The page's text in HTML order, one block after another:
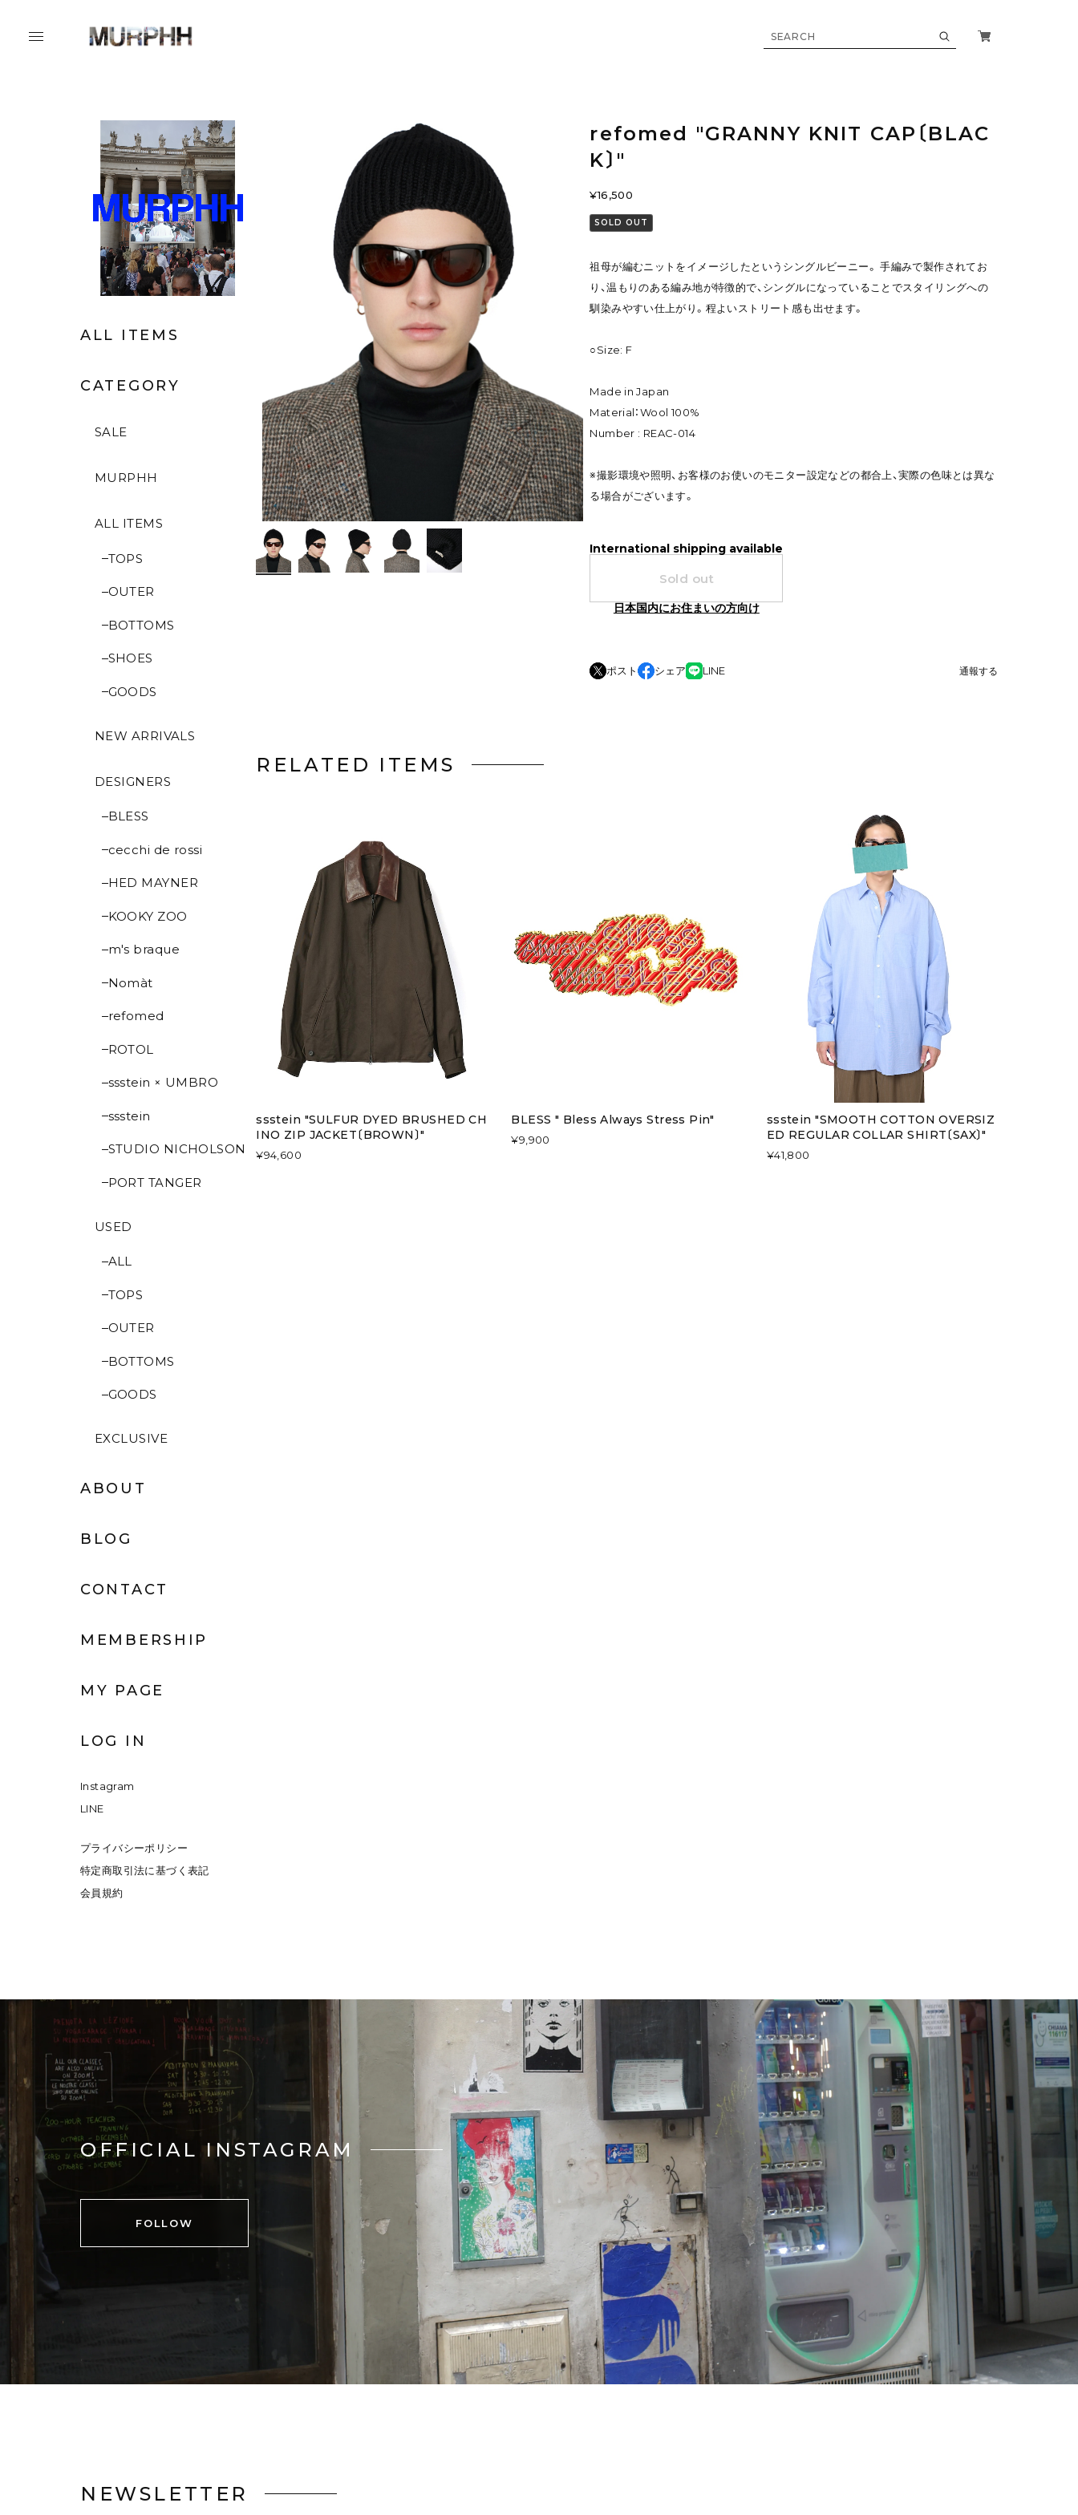
ALL ITEMS
CATEGORY
SALE
MURPHH
ALL ITEMS
TOPS
OUTER
BOTTOMS
SHOES
GOODS
NEW ARRIVALS
DESIGNERS
BLESS
cecchi de rossi
HED MAYNER
KOOKY ZOO
m's braque
Nomàt
refomed
ROTOL
ssstein × UMBRO
ssstein
STUDIO NICHOLSON
PORT TANGER
USED
ALL
TOPS
OUTER
BOTTOMS
GOODS
EXCLUSIVE
ABOUT
BLOG
CONTACT
MEMBERSHIP
MY PAGE
LOG IN
Instagram
LINE
プライバシーポリシー
特定商取引法に基づく表記
会員規約
refomed "GRANNY KNIT CAP〔BLAC
K〕"
¥16,500
SOLD OUT
祖母が編むニットをイメージしたというシングルビーニー。 手編みで製作されてお
り、温もりのある編み地が特徴的で、シングルになっていることでスタイリングへの
馴染みやすい仕上がり。程よいストリート感も出せます。
○Size: F
Made in Japan
Material：Wool 100%
Number : REAC-014
※撮影環境や照明、お客様のお使いのモニター設定などの都合上、実際の色味とは異な
る場合がございます。
International shipping available
Sold out
日本国内にお住まいの方向け
ポスト シェア LINE 通報する
RELATED ITEMS
ssstein "SULFUR DYED BRUSHED CH
INO ZIP JACKET〔BROWN〕"
¥94,600
BLESS " Bless Always Stress Pin"
¥9,900
ssstein "SMOOTH COTTON OVERSIZ
ED REGULAR COLLAR SHIRT〔SAX〕"
¥41,800
OFFICIAL INSTAGRAM
FOLLOW
NEWSLETTER